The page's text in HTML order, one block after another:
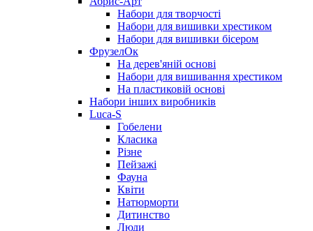
Набори для творчості
Набори для вишивки хрестиком
Набори для вишивки бісером
ФрузелОк
На дерев'яній основі
Набори для вишивання хрестиком
На пластиковій основі
Набори інших виробників
Luca-S
Гобелени
Класика
Різне
Пейзажі
Фауна
Квіти
Натюрморти
Дитинство
Люди